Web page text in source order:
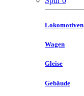
Lokomotiven
Wagen
Gleise
Gebäude